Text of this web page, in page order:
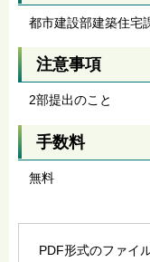
都市建設部建築住
注意事項
2部提出のこと
手数料
無料
PDF形式のファイ